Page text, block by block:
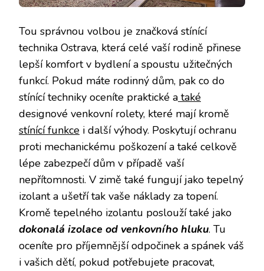
Tou správnou volbou je značková stínící
technika Ostrava, která celé vaší rodině přinese
lepší komfort v bydlení a spoustu užitečných
funkcí. Pokud máte rodinný dům, pak co do
stínící techniky oceníte praktické a také
designové venkovní rolety, které mají kromě
stínící funkce i další výhody. Poskytují ochranu
proti mechanickému poškození a také celkově
lépe zabezpečí dům v případě vaší
nepřítomnosti. V zimě také fungují jako tepelný
izolant a ušetří tak vaše náklady za topení.
Kromě tepelného izolantu poslouží také jako
dokonalá izolace od venkovního hluku. Tu
oceníte pro příjemnější odpočinek a spánek váš
i vašich dětí, pokud potřebujete pracovat,